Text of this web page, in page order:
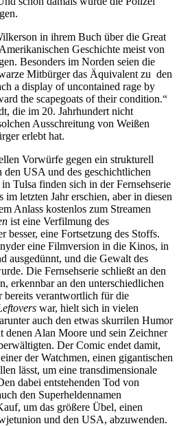
in ihrem Buch über die Great
Geschichte meist von
Besonders im Norden seien die
Mitbürger das Äquivalent zu den
a display of uncontained rage by
the scapegoats of their condition.“
die im 20. Jahrhundert nicht
Ausschreitung von Weißen
erlebt hat.
Vorwürfe gegen ein strukturell
den USA und des geschichtlichen
Tulsa finden sich in der Fernsehserie
im letzten Jahr erschien, aber in diesen
Anlass kostenlos zum Streamen
ist eine Verfilmung des
besser, eine Fortsetzung des Stoffs.
eine Filmversion in die Kinos, in
ausgedünnt, und die Gewalt des
Die Fernsehserie schließt an den
erkennbar an den unterschiedlichen
verantwortlich für die
war, hielt sich in vielen
auch den etwas skurrilen Humor
denen Alan Moore und sein Zeichner
Der Comic endet damit,
der Watchmen, einen gigantischen
lässt, um eine transdimensionale
dabei entstehenden Tod von
den Superheldennamen
um das größere Übel, einen
und den USA, abzuwenden.